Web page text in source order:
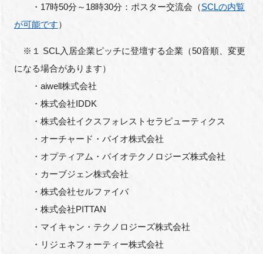
・17時50分～18時30分：ポスター交流会（SCLの内覧
が可能です）
※１ SCL入居企業ピッチに登壇する企業（50音順、変更
になる場合があります）
・aiwell株式会社
・株式会社IDDK
・株式会社イクスフォレストセラピューティクス
・オーチャード・バイオ株式会社
・オプティアム・バイオテクノロジーズ株式会社
・カーブジェン株式会社
・株式会社セルファイバ
・株式会社PITTAN
・マイキャン・テクノロジーズ株式会社
・リジェネフォーティー株式会社